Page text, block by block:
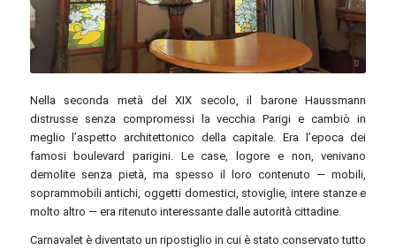
© parigi10.it
Nella seconda metà del XIX secolo, il barone Haussmann
distrusse senza compromessi la vecchia Parigi e cambiò in
meglio l’aspetto architettonico della capitale. Era l’epoca dei
famosi boulevard parigini. Le case, logore e non, venivano
demolite senza pietà, ma spesso il loro contenuto — mobili,
soprammobili antichi, oggetti domestici, stoviglie, intere stanze e
molto altro — era ritenuto interessante dalle autorità cittadine.
Carnavalet è diventato un ripostiglio in cui è stato conservato tutto